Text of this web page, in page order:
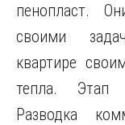
пенопласт.
своими
квартире
тепла. Этап
Разводка